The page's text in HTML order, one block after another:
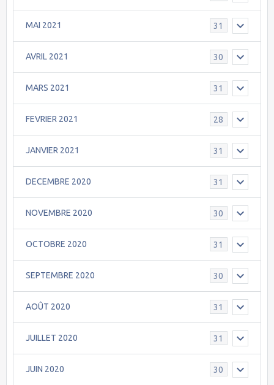
MAI 2021 31
AVRIL 2021 30
MARS 2021 31
FEVRIER 2021 28
JANVIER 2021 31
DECEMBRE 2020 31
NOVEMBRE 2020 30
OCTOBRE 2020 31
SEPTEMBRE 2020 30
AOÛT 2020 31
JUILLET 2020 31
JUIN 2020 30